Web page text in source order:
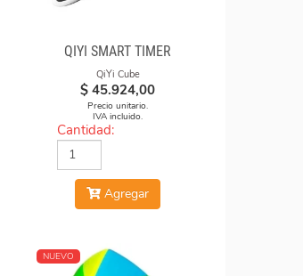
QIYI SMART TIMER
QiYi Cube
$ 45.924,00
Precio unitario.
IVA incluido.
Cantidad:
Agregar
NUEVO